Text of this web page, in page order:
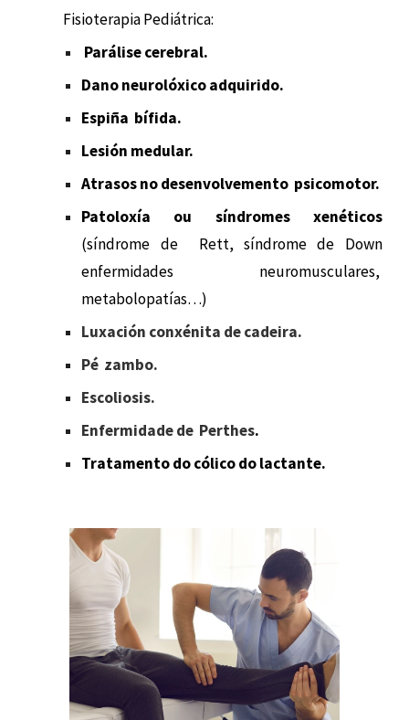
Fisioterapia Pediátrica:
Parálise cerebral.
Dano neurolóxico adquirido.
Espiña bífida.
Lesión medular.
Atrasos no desenvolvemento psicomotor.
Patoloxía ou síndromes xenéticos
(síndrome de Rett, síndrome de Down
enfermidades neuromusculares,
metabolopatías…)
Luxación conxénita de cadeira.
Pé zambo.
Escoliosis.
Enfermidade de Perthes.
Tratamento do cólico do lactante.